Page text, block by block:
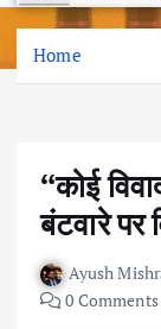
Home
“कोई
बंटवारे पर
Ayush
0 Comments